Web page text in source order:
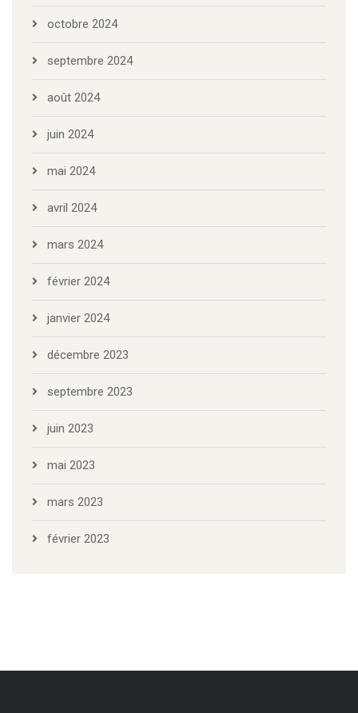
octobre 2024
septembre 2024
août 2024
juin 2024
mai 2024
avril 2024
mars 2024
février 2024
janvier 2024
décembre 2023
septembre 2023
juin 2023
mai 2023
mars 2023
février 2023